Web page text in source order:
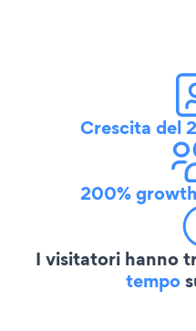
Crescita del
200% growth
I visitatori hanno
tempo